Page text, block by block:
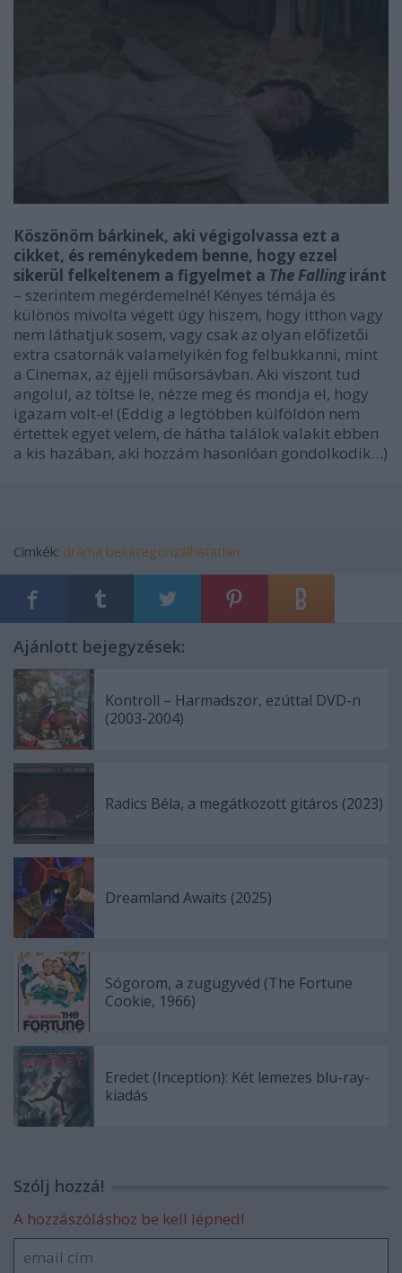
Köszönöm bárkinek, aki végigolvassa ezt a
cikket, és reménykedem benne, hogy ezzel
sikerül felkeltenem a figyelmet a The Fallingiránt
– szerintem megérdemelné! Kényes témája és
különös mivolta végett úgy hiszem, hogy itthon vagy
nem láthatjuk sosem, vagy csak az olyan előfizetői
extra csatornák valamelyikén fog felbukkanni, mint
a Cinemax, az éjjeli műsorsávban. Aki viszont tud
angolul, az töltse le, nézze meg és mondja el, hogy
igazam volt-e! (Eddig a legtöbben külföldön nem
értettek egyet velem, de hátha találok valakit ebben
a kis hazában, aki hozzám hasonlóan gondolkodik…)
Címkék: dráma bekategorizálhatatlan
Ajánlott bejegyzések:
Kontroll – Harmadszor, ezúttal DVD-n
(2003-2004)
Radics Béla, a megátkozott gitáros (2023)
Dreamland Awaits (2025)
Sógorom, a zugügyvéd (The Fortune
Cookie, 1966)
Eredet (Inception): Két lemezes blu-ray-
kiadás
Szólj hozzá!
A hozzászóláshoz be kell lépned!